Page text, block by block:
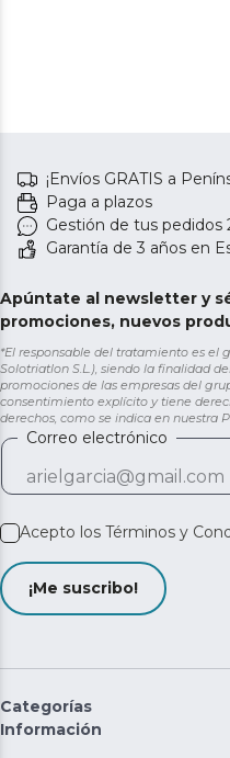
¡Envíos GRATIS a
Paga a plazos
Gestión de tus pedidos
Garantía de 3 años en
Apúntate al newsletter y
promociones, nuevos
*El responsable del tratamiento es el
Solotriatlon S.L.), siendo la finalidad
promociones de las empresas del
consentimiento explícito y tiene
derechos, como se indica en nuestra
Correo electrónico
Acepto los Términos y
¡Me suscribo!
Categorías
Información